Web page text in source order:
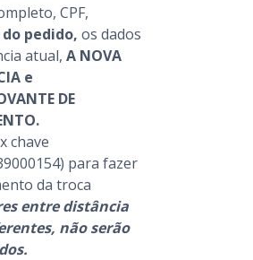
CPF,
pedido, os dados
atual, A NOVA
e
DE
chave
para fazer
da troca
entre distância
não serão